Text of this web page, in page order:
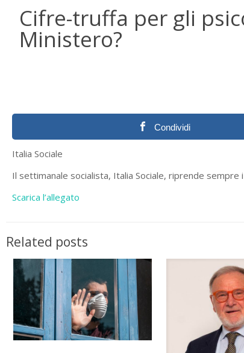
Cifre-truffa per gli
Ministero?
Condividi
Italia Sociale
Il settimanale socialista, Italia Sociale, riprende sempre
Scarica l’allegato
Related posts